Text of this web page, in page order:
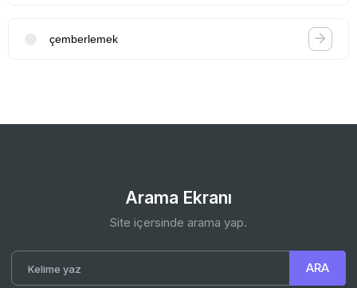
çemberlemek
Arama Ekranı
Site içersinde arama yap.